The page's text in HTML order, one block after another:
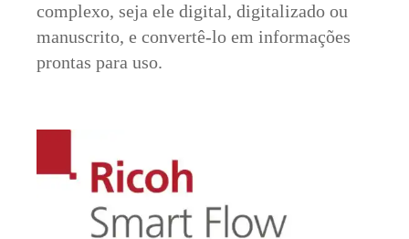
complexo, seja ele digital, digitalizado ou
manuscrito, e convertê-lo em informações
prontas para uso.